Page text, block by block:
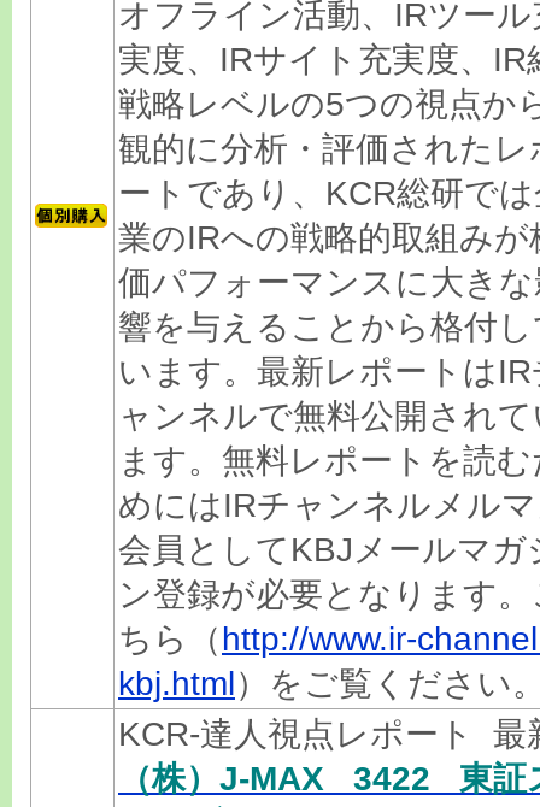
オフライン活動、IRツール
実度、IRサイト充実度、IR
戦略レベルの5つの視点か
観的に分析・評価されたレ
ートであり、KCR総研で
業のIRへの戦略的取組みが
価パフォーマンスに大き
響を与えることから格付
います。最新レポートはIR
ャンネルで無料公開され
ます。無料レポートを読む
めにはIRチャンネルメル
会員としてKBJメールマガ
ン登録が必要となります。
ちら（http://www.ir-
kbj.html）をご覧ください
KCR-達人視点レポート
（株）J-MAX 3422 東証